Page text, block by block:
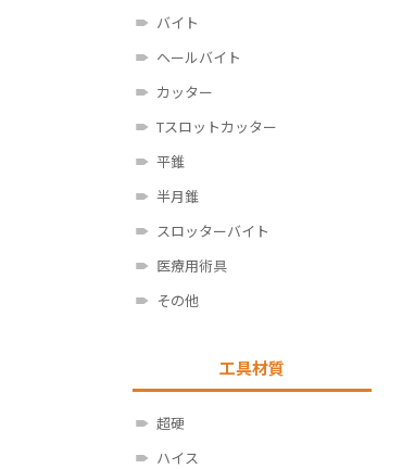
バイト
ヘールバイト
カッター
Tスロットカッター
平錐
半月錐
スロッターバイト
医療用術具
その他
工具材質
超硬
ハイス